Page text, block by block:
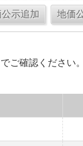
でご確認ください。